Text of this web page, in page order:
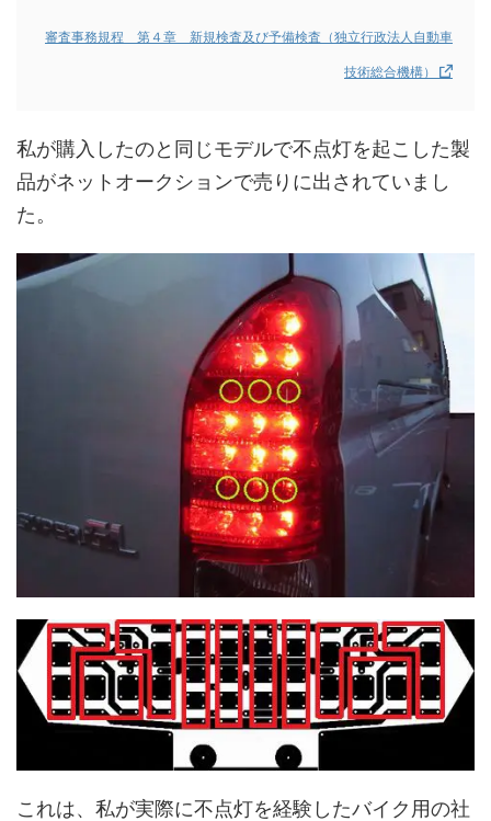
審査事務規程 第４章 新規検査及び予備検査（独立行政法人自動車
技術総合機構）
私が購入したのと同じモデルで不点灯を起こした製
品がネットオークションで売りに出されていまし
た。
これは、私が実際に不点灯を経験したバイク用の社